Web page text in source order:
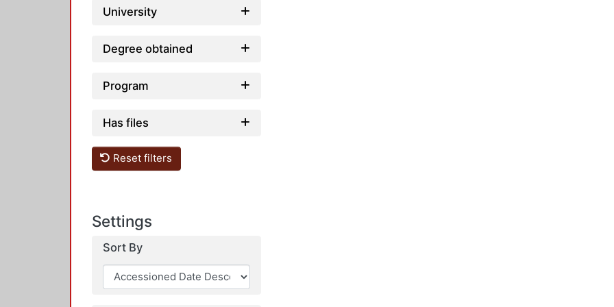
University
Degree obtained
Program
Has files
Reset filters
Settings
Sort By